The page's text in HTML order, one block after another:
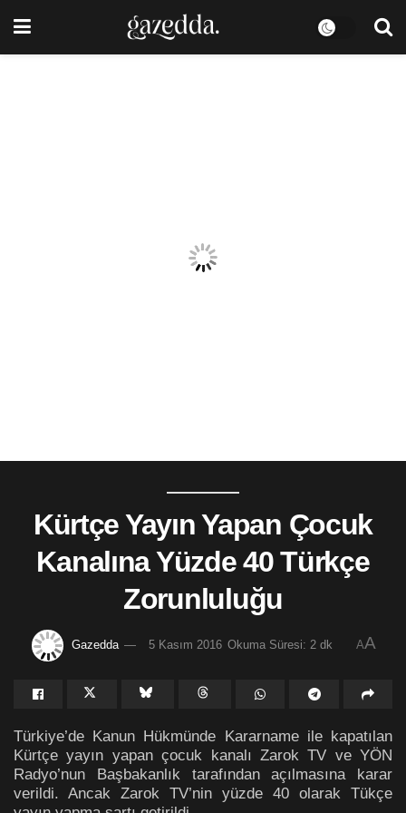
Kürtçe Yayın Yapan Çocuk
Kanalına Yüzde 40 Türkçe
Zorunluluğu
Gazedda 5 Kasım 2016 Okuma Süresi: 2 dk AA
Türkiye’de Kanun Hükmünde Kararname ile kapatılan
Kürtçe yayın yapan çocuk kanalı Zarok TV ve YÖN
Radyo’nun Başbakanlık tarafından açılmasına karar
verildi. Ancak Zarok TV’nin yüzde 40 olarak Tükçe